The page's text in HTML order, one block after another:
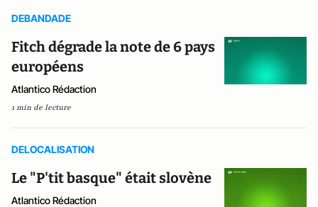
DEBANDADE
Fitch dégrade la note de 6 pays
européens
Atlantico Rédaction
1 min de lecture
DELOCALISATION
Le "P'tit basque" était slovène
Atlantico Rédaction